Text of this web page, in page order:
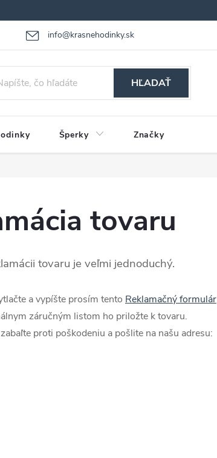
info@krasnehodinky.sk
Reklamácia tovaru Obchodné podmienky
HĽADAŤ
Šperky Značky
tovaru
tovaru je veľmi jednoduchý.
a vypíšte prosím tento Reklamačný formulár
záručným listom ho priložte k tovaru.
proti poškodeniu a pošlite na našu adresu: